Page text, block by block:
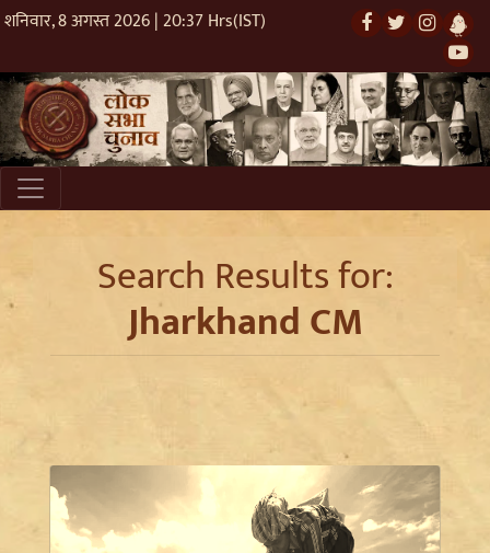
शनिवार, 8 अगस्त 2026 | 20:37 Hrs(IST)
Search Results for:
Jharkhand CM